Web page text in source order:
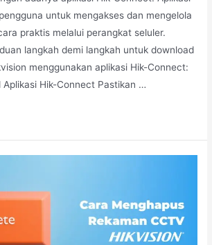
untuk mengakses dan mengelola
praktis melalui perangkat seluler.
langkah demi langkah untuk download
menggunakan aplikasi Hik-Connect:
Aplikasi Hik-Connect Pastikan …